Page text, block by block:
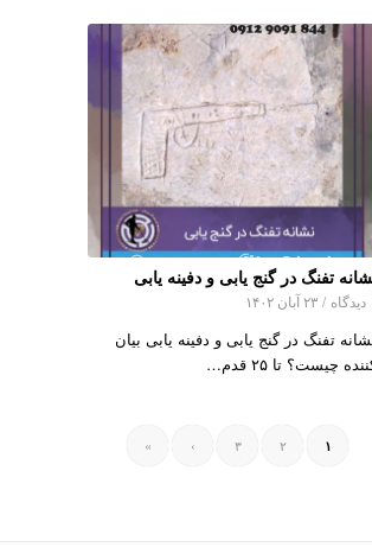
تفنگ در گنج یابی و دفینه یابی
/ ۲۳ آبان ۱۴۰۲
تفنگ در گنج یابی و دفینه یابی بیان
چیست؟ تا ۲۵ قدم…
۱ ۲ ۳ ›
»